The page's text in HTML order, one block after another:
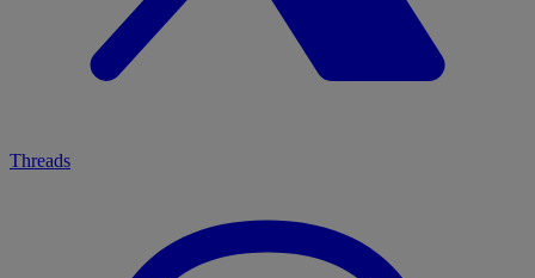
Threads